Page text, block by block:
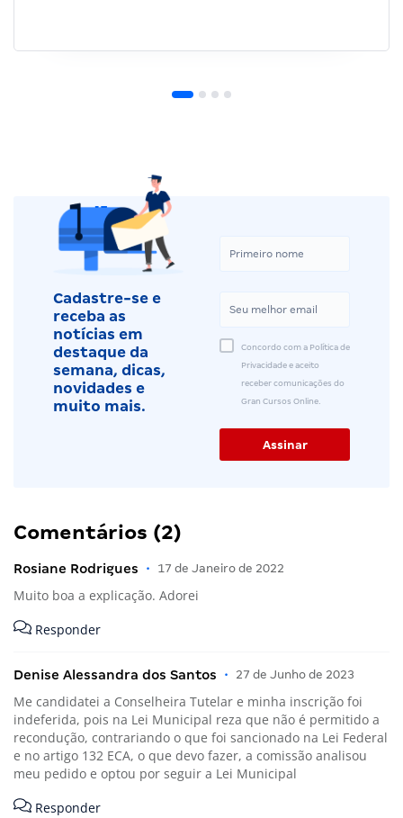
Cadastre-se e
receba as
notícias em
destaque da
semana, dicas,
novidades e
muito mais.
Concordo com a Política de
Privacidade e aceito
receber comunicações do
Gran Cursos Online.
Comentários (2)
Rosiane Rodrigues • 17 de Janeiro de 2022
Muito boa a explicação. Adorei
Responder
Denise Alessandra dos Santos • 27 de Junho de 2023
Me candidatei a Conselheira Tutelar e minha inscrição foi
indeferida, pois na Lei Municipal reza que não é permitido a
recondução, contrariando o que foi sancionado na Lei Federal
e no artigo 132 ECA, o que devo fazer, a comissão analisou
meu pedido e optou por seguir a Lei Municipal
Responder